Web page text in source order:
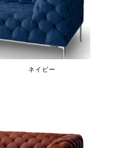
ネイビー